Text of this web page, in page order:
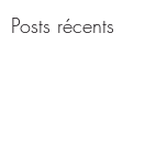
Posts récents